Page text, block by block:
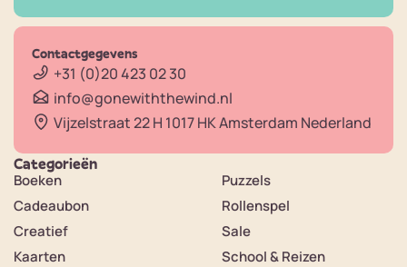
Contactgegevens
+31 (0)20 423 02 30
info@gonewiththewind.nl
Vijzelstraat 22 H 1017 HK Amsterdam Nederland
Categorieën
Boeken
Cadeaubon
Creatief
Kaarten
Puzzels
Rollenspel
Sale
School & Reizen